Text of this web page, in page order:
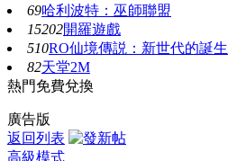
69哈利波特：巫師聯盟
15202開羅遊戲
510RO仙境傳説：新世代的誕生
82天堂2M
熱門免費兌換
廣告版
返回列表
高級模式